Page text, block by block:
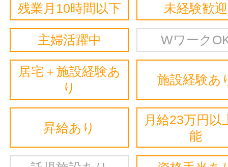
残業月10時間以下 未経験歓迎
主婦活躍中 Wワーク
居宅＋施設経験あ
り
施設経験あ
昇給あり
月給23万円以
能